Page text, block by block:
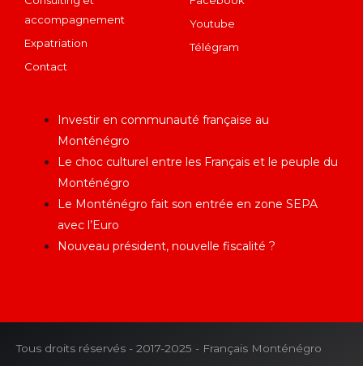
accompagnement
Expatriation
Contact
Youtube
Télégram
Investir en communauté française au
Monténégro
Le choc culturel entre les Français et le peuple du
Monténégro
Le Monténégro fait son entrée en zone SEPA
avec l’Euro
Nouveau président, nouvelle fiscalité ?
Tous droits réservés - 2017-2025 - Français Monténégro